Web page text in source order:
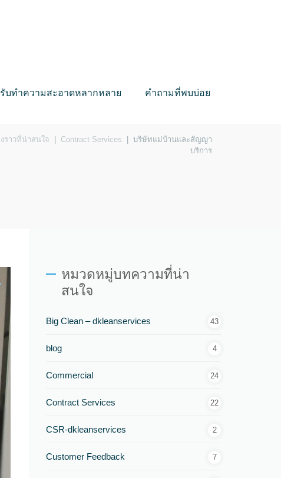
บทำความสะอาดหลากหลาย คำถามที่พบบ่อย
งราวที่น่าสนใจ Contract Services
บริษัทแม่บ้านและสัญญา
บริการ
หมวดหมู่บทความที่น่า
สนใจ
Big Clean – dkleanservices 43
blog 4
Commercial 24
Contract Services 22
CSR-dkleanservices 2
Customer Feedback 7